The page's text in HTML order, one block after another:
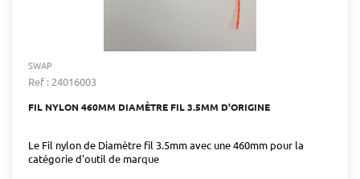
SWAP
Ref : 24016003
FIL NYLON 460MM DIAMÈTRE FIL 3.5MM D'ORIGINE
Le Fil nylon de Diamètre fil 3.5mm avec une 460mm pour la
catégorie d'outil de marque